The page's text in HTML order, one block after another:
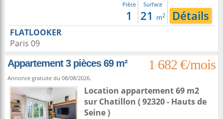
Pièce
1
Surface
21 m2 Détails
FLATLOOKER
Paris 09
Appartement 3 pièces 69 m²
1 682 €/mois
Annonce gratuite du 08/08/2026.
Location appartement 69 m2
sur Chatillon ( 92320 - Hauts de
Seine )